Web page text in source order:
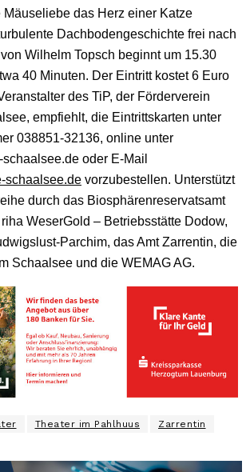
Mäuseliebe das Herz einer Katze
Dachbodengeschichte frei nach
Wilhelm Topsch beginnt um 15.30
40 Minuten. Der Eintritt kostet 6 Euro
des TiP, der Förderverein
empfiehlt, die Eintrittskarten unter
038851-32136, online unter
oder E-Mail
schaalsee.de vorzubestellen. Unterstützt
durch das Biosphärenreservatsamt
WeserGold – Betriebsstätte Dodow,
Parchim, das Amt Zarrentin, die
Schaalsee und die WEMAG AG.
Theater im Pahlhuus Zarrentin